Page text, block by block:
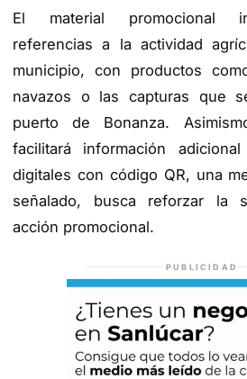
El material promocional
referencias a la actividad
municipio, con productos
navazos o las capturas que
puerto de Bonanza.
facilitará información
digitales con código QR, una
señalado, busca reforzar la
acción promocional.
PUBLICIDAD